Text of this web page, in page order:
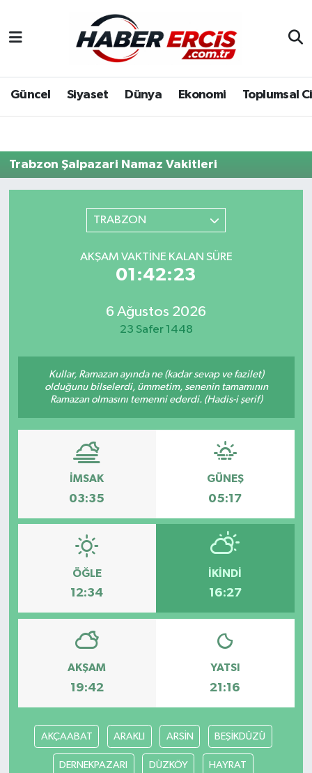
Güncel Siyaset Dünya Ekonomi Toplumsal
Trabzon Şalpazari Namaz Vakitleri
TRABZON
AKŞAM VAKTINE KALAN SÜRE
01:42:23
6 Ağustos 2026
23 Safer 1448
Kullar, Ramazan ayında ne (kadar sevap ve fazilet)
olduğunu bilselerdi, ümmetim, senenin tamamının
Ramazan olmasını temenni ederdi. (Hadis-i şerif)
İMSAK
03:35
GÜNEŞ
05:17
ÖĞLE
12:34
İKINDI
16:27
AKŞAM
19:42
YATSI
21:16
AKÇAABAT ARAKLI ARSİN BEŞİKDÜZÜ
DERNEKPAZARI DÜZKÖY HAYRAT